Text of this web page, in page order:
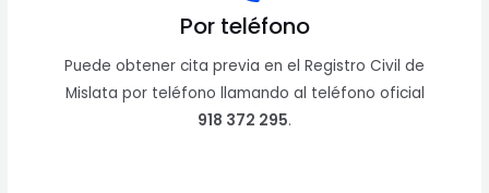
Por teléfono
Puede obtener cita previa en el Registro Civil de
Mislata por teléfono llamando al teléfono oficial
918 372 295.